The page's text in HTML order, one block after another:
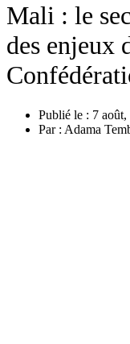
Mali : le
des enjeux
Publié le : 7
Par : Adama